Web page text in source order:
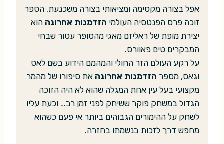
אפל בצורה מקסימה ומציאותי בצורה משכנעת, הספר
זוכה פרס הפנטסיה העולמי הזדמנות אחרונה הוא
יצירת מופת של ראליזם מאגי מהסופר עטור שבחי
המבקרים טים פאוורס.
על רקע העולם הזר החולי והמהמם הידוע בשם לאס
וגאס, מספר הזדמנות אחרונה את סיפורו של מהמר
מקצועי בעל עין אחת המגלה שהוא לא היה הזוכה
הגדול במשחק פוקר ששיחק לפני זמן רב… וכעת עליו
לשחק על ההימורים הגבוהים ביותר אי פעם כשהוא
מחפש דרך לזכות בנשמתו בחזרה.